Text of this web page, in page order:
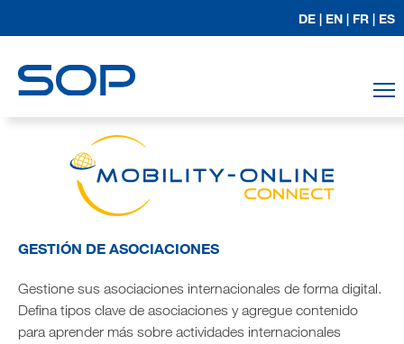
DE | EN | FR | ES
GESTIÓN DE ASOCIACIONES
Gestione sus asociaciones internacionales de forma digital.
Defina tipos clave de asociaciones y agregue contenido
para aprender más sobre actividades internacionales